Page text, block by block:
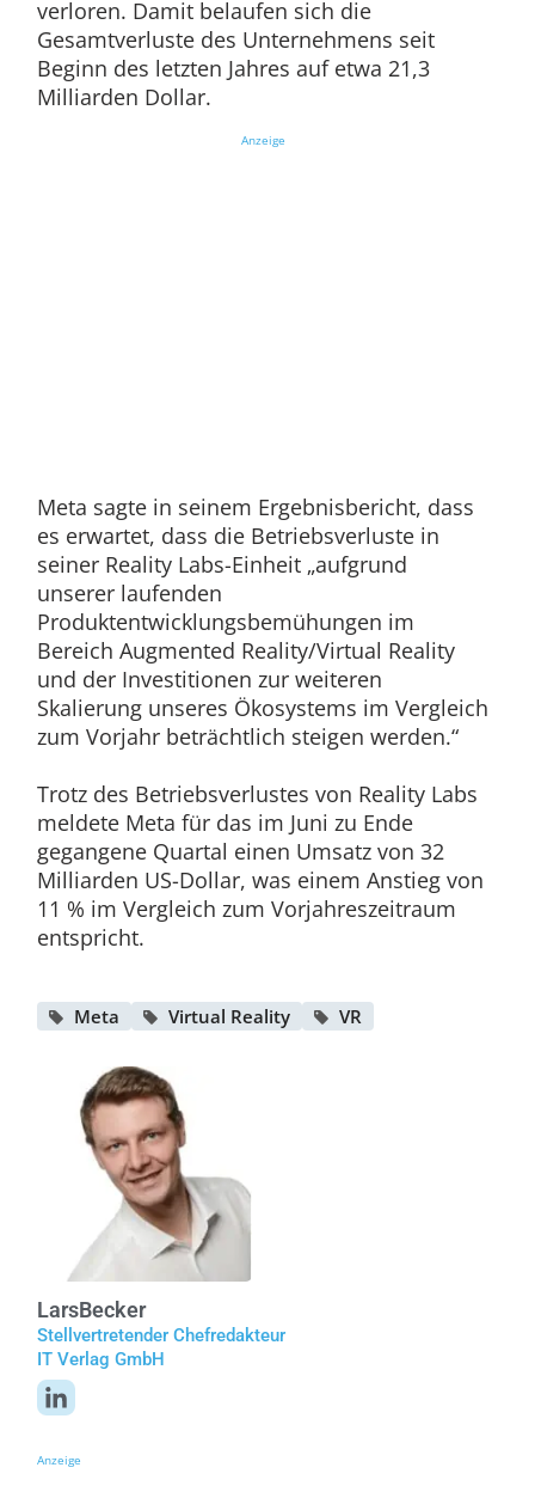
verloren. Damit belaufen sich die
Gesamtverluste des Unternehmens seit
Beginn des letzten Jahres auf etwa 21,3
Milliarden Dollar.
Anzeige
Meta sagte in seinem Ergebnisbericht, dass
es erwartet, dass die Betriebsverluste in
seiner Reality Labs-Einheit „aufgrund
unserer laufenden
Produktentwicklungsbemühungen im
Bereich Augmented Reality/Virtual Reality
und der Investitionen zur weiteren
Skalierung unseres Ökosystems im Vergleich
zum Vorjahr beträchtlich steigen werden.“
Trotz des Betriebsverlustes von Reality Labs
meldete Meta für das im Juni zu Ende
gegangene Quartal einen Umsatz von 32
Milliarden US-Dollar, was einem Anstieg von
11 % im Vergleich zum Vorjahreszeitraum
entspricht.
Meta Virtual Reality VR
LarsBecker
Stellvertretender Chefredakteur
IT Verlag GmbH
Anzeige